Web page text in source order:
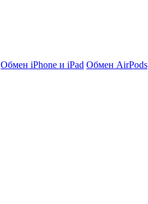
Обмен iPhone и iPad Обмен AirPods